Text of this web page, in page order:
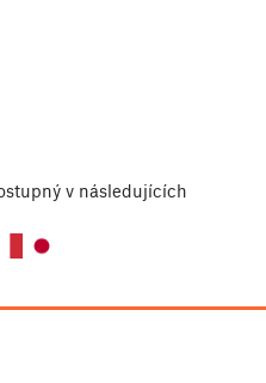
v následujících